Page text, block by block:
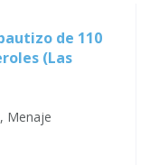
de 110
(Las
Menaje